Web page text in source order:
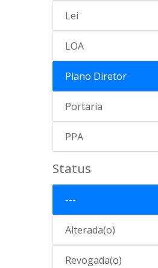
Lei
LOA
Plano Diretor
Portaria
PPA
Status
---
Alterada(o)
Revogada(o)